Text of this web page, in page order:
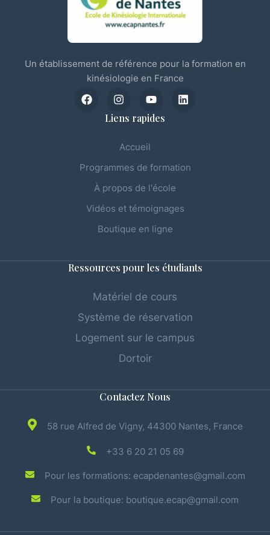
Un établissement de référence pour la formation en
kinésiologie en France
Liens rapides
Accueil
Programmes de formation
À propos de l'école
Vidéos et témoignages
Boutique en ligne
Ressources pour les étudiants
Matériel de cours
Système de réservation
Logement sur le campus
Dortoir
Contactez Nous
58 rue Alfred de Vigny, 44300 Nantes, France
+33 6 20 21 05 69
Pour les formations: ecapdenantes@gmail.com
Pour la boutique: boutique.ecap@gmail.com